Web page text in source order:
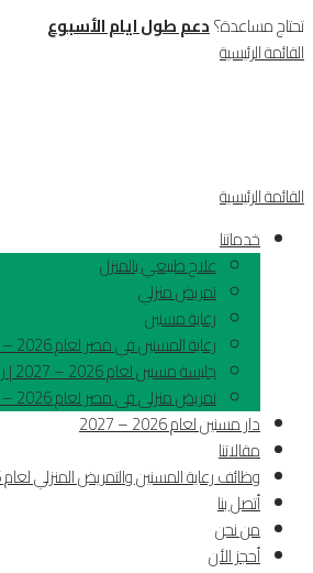
تحتاج مساعدة؟دعم طول ايام الأسبوع
القائمة الرئيسية
القائمة الرئيسية
خدماتنا
علاج طبيعي بالمنزل
تمريض منزلي
رعاية مسنين
رعاية المسنين في مصر لعام 2026 – 2027
جليسة مسنين لعام 2026 – 2027 | راحة المريض تبدأ من قلب البيت
تمريض منزلى فى مصر لعام 2026 – 2027
دار مسنين لعام 2026 – 2027
مقالاتنا
وظائف رعاية المسنين والتمريض المنزلي لعام 2026 – 2027
أتصل بنا
من نحن
أحجز الأن